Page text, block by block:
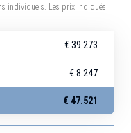
individuels. Les prix indiqués
€ 39.273
€ 8.247
€ 47.521